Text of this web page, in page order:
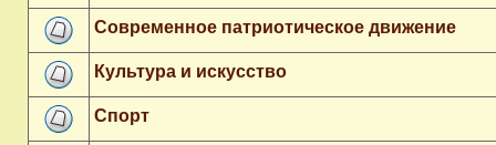
Современное патриотическое движение
Культура и искусство
Спорт